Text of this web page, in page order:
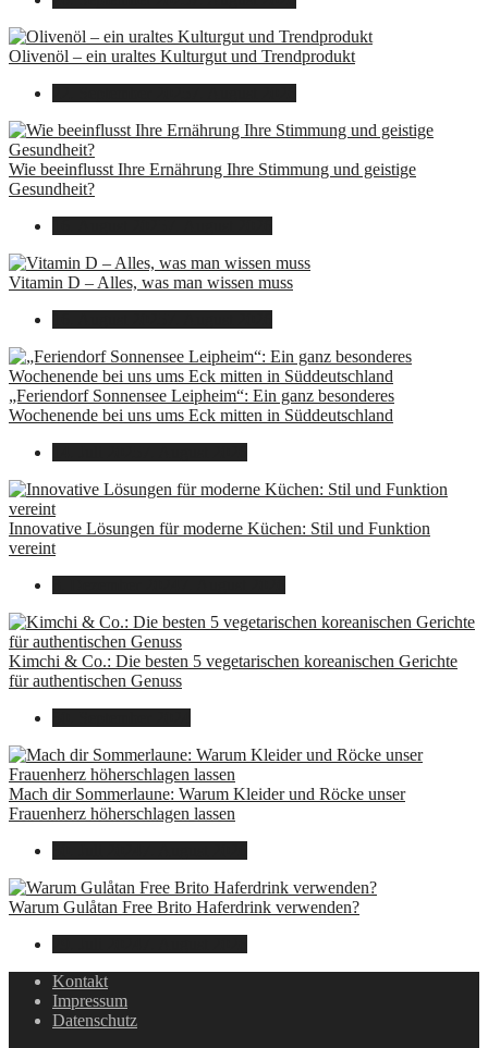
Olivenöl – ein uraltes Kulturgut und Trendprodukt
Wie beeinflusst Ihre Ernährung Ihre Stimmung und geistige
Gesundheit?
Vitamin D – Alles, was man wissen muss
„Feriendorf Sonnensee Leipheim“: Ein ganz besonderes
Wochenende bei uns ums Eck mitten in Süddeutschland
Innovative Lösungen für moderne Küchen: Stil und Funktion
vereint
Kimchi & Co.: Die besten 5 vegetarischen koreanischen Gerichte
für authentischen Genuss
Mach dir Sommerlaune: Warum Kleider und Röcke unser
Frauenherz höherschlagen lassen
Warum Gulåtan Free Brito Haferdrink verwenden?
Kontakt
Impressum
Datenschutz